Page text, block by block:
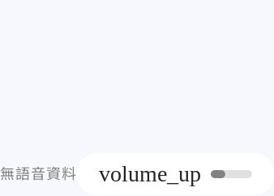
無語音資料 volume_up